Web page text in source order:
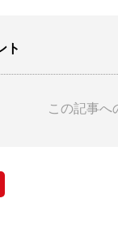
ト
この記事へ